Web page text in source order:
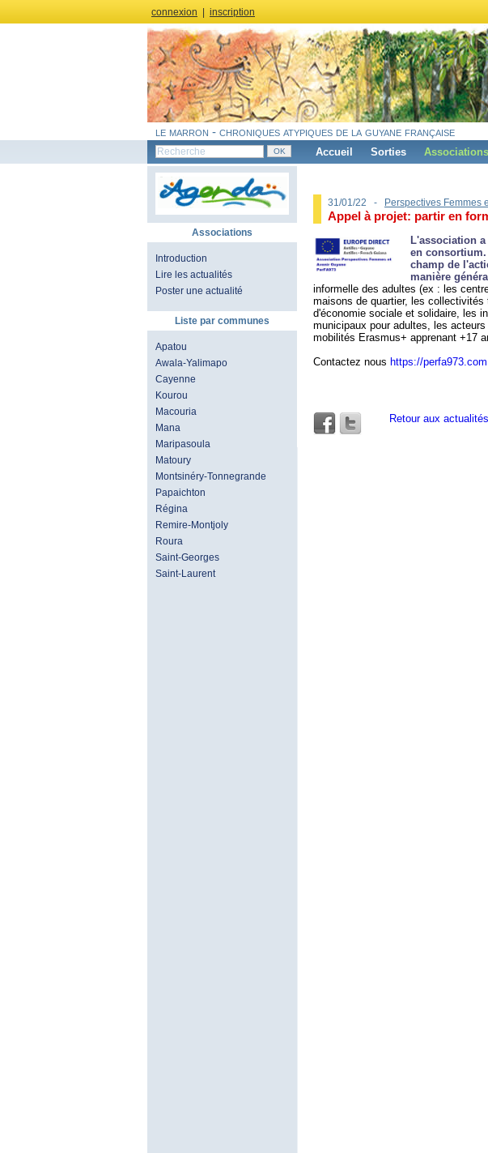
connexion inscription
le marron - chroniques atypiques de la guyane française
Accueil Sorties Associations
Associations
Introduction
Lire les actualités
Poster une actualité
Liste par communes
Apatou
Awala-Yalimapo
Cayenne
Kourou
Macouria
Mana
Maripasoula
Matoury
Montsinéry-Tonnegrande
Papaichton
Régina
Remire-Montjoly
Roura
Saint-Georges
Saint-Laurent
31/01/22 - Perspectives Femmes
Appel à projet: partir en
L'association
en
champ de
manière
informelle des adultes (ex : les
maisons de quartier, les
d'économie sociale et solidaire, les
municipaux pour adultes, les
mobilités Erasmus+ apprenant +17
Contactez nous https://perfa973.com
Retour aux actualités